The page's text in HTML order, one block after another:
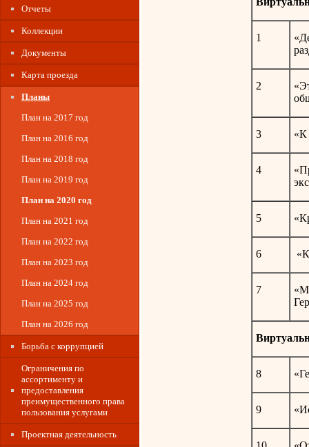
Отчеты
Коллекции
Документы
Карта проезда
Планы
План на 2017 год
План на 2016 год
План на 2018 год
План на 2019 год
План на 2020 год
План на 2021 год
План на 2022 год
План на 2023 год
План на 2024 год
План на 2025 год
План на 2026 год
Борьба с коррупцией
Ограничения по
ассортименту и
предоставления
преимущественного права
пользования услугами
Проектная деятельность
1
2
3 «К
4
5
6
7
8
9